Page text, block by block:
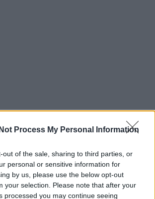
Process My Personal Information
out of the sale, sharing to third parties, or
personal or sensitive information for
by us, please use the below opt-out
your selection. Please note that after your
processed you may continue seeing